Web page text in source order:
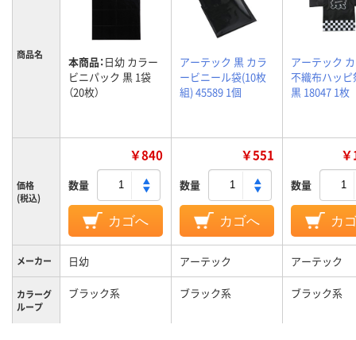
商品名 本商品：日幼 カラー
ビニパック 黒 1袋
（20枚）
アーテック 黒 カラ
ービニール袋(10枚
組) 45589 1個
アーテック
不織布ハッピ
黒 18047 1枚
価格
(税込)
￥840
数量
カゴへ
￥551
数量
カゴへ
数量
カ
メーカー 日幼 アーテック アーテック
カラーグ
ループ
ブラック系 ブラック系 ブラック系